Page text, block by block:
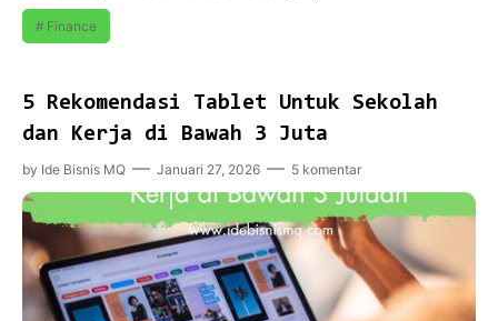
Finance
5 Rekomendasi Tablet Untuk Sekolah
dan Kerja di Bawah 3 Juta
by Ide Bisnis MQ Januari 27, 2026 5 komentar